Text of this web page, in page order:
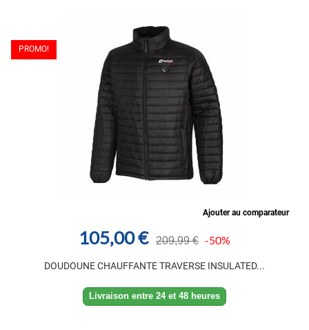
PROMO!
Ajouter au comparateur
105,00 € 209,99 € -50%
DOUDOUNE CHAUFFANTE TRAVERSE INSULATED...
Livraison entre 24 et 48 heures